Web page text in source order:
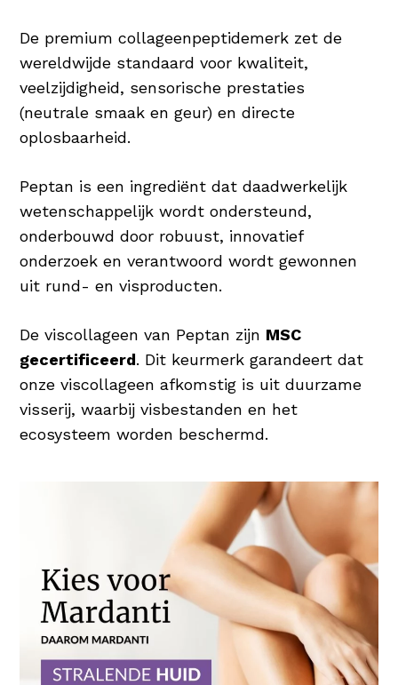
De premium collageenpeptidemerk zet de
wereldwijde standaard voor kwaliteit,
veelzijdigheid, sensorische prestaties
(neutrale smaak en geur) en directe
oplosbaarheid.
Peptan is een ingrediënt dat daadwerkelijk
wetenschappelijk wordt ondersteund,
onderbouwd door robuust, innovatief
onderzoek en verantwoord wordt gewonnen
uit rund- en visproducten.
De viscollageen van Peptan zijn MSC
gecertificeerd. Dit keurmerk garandeert dat
onze viscollageen afkomstig is uit duurzame
visserij, waarbij visbestanden en het
ecosysteem worden beschermd.